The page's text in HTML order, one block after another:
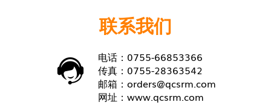
联系我们
电话：0755-66853366
传真：0755-28363542
邮箱： orders@qcsrm.com
网址： www.qcsrm.com